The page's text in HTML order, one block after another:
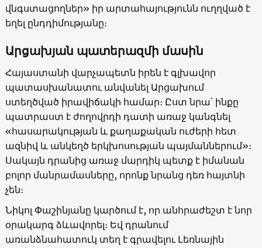
վնգստացողներ» իր արտահայությունն ուղղված է
եղել ընդդիմությանը։
Արցախյան պատերազմի մասին
Հայաստանի վարչապետն իրեն է գլխավոր
պատասխանատու անվանել Արցախում
ստեղծված իրավիճակի համար։ Ըստ նրա՝ ինքը
պատրաստ է ժողովրդի դատի առաջ կանգնել
«հասարակության և քաղաքական ուժերի հետ
ազնիվ և անկեղծ երկխոսության պայմաններում»։
Սակայն դրանից առաջ մարդիկ պետք է իմանան
բոլոր մանրամասները, որոնք նրանց դեռ հայտնի
չեն։
Նիկոլ Փաշինյանը կարծում է, որ անհրաժեշտ է նոր
օրակարգ ձևավորել։ Եվ դրանում
առանձնահատուկ տեղ է գրավելու Լեռնային